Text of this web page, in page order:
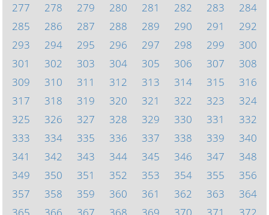
277
278 279 280 281 282 283
284
285
286 287 288 289 290 291
292
293
294 295 296 297 298 299
300
301
302 303 304 305 306 307
308
309
310 311 312 313 314 315
316
317
318 319 320 321 322 323
324
325
326 327 328 329 330 331
332
333
334 335 336 337 338 339
340
341
342 343 344 345 346 347
348
349
350 351 352 353 354 355
356
357
358 359 360 361 362 363
364